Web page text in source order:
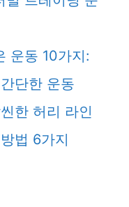
운동 10가지:
단한 운동
한 허리 라인
법 6가지